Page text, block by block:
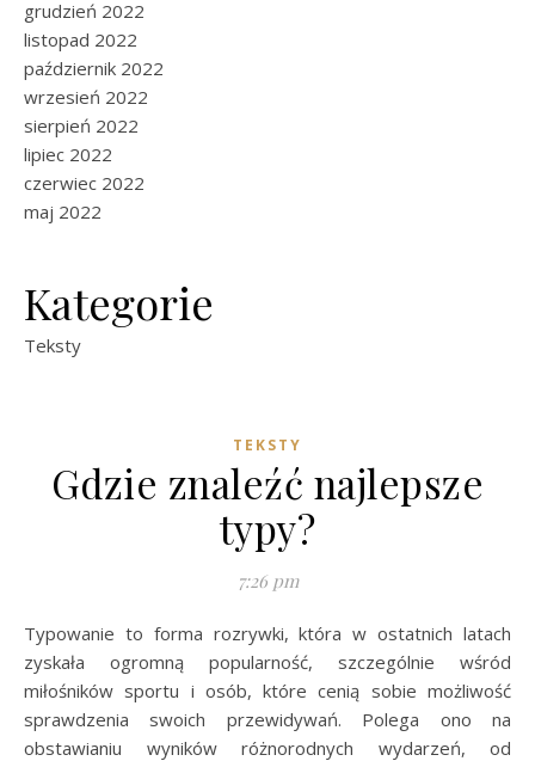
grudzień 2022
listopad 2022
październik 2022
wrzesień 2022
sierpień 2022
lipiec 2022
czerwiec 2022
maj 2022
Kategorie
Teksty
TEKSTY
Gdzie znaleźć najlepsze
typy?
7:26 pm
Typowanie to forma rozrywki, która w ostatnich latach
zyskała ogromną popularność, szczególnie wśród
miłośników sportu i osób, które cenią sobie możliwość
sprawdzenia swoich przewidywań. Polega ono na
obstawianiu wyników różnorodnych wydarzeń, od